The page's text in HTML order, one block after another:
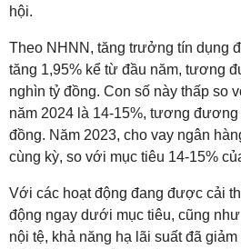
hội.
Theo NHNN, tăng trưởng tín dụng
tăng 1,95% kể từ đầu năm, tương
nghìn tỷ đồng. Con số này thấp so
năm 2024 là 14-15%, tương
đồng. Năm 2023, cho vay ngân
cùng kỳ, so với mục tiêu 14-15%
Với các hoạt động đang được cải
động ngay dưới mục tiêu, cũng
nội tệ, khả năng hạ lãi suất đã